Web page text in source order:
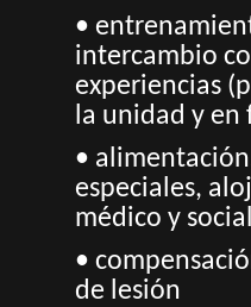
•
intercambio
experiencias
la unidad y en
•
especiales,
médico y
•
de lesión